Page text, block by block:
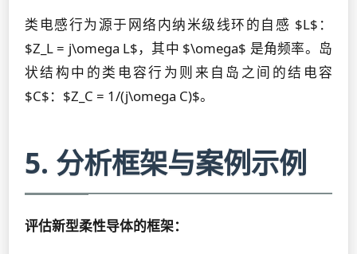
类电感行为源于网络内纳米级线环的自感 $L$：
$Z_L = j\omega L$，其中 $\omega$ 是角频率。岛
状结构中的类电容行为则来自岛之间的结电容
$C$：$Z_C = 1/(j\omega C)$。
5. 分析框架与案例示例
评估新型柔性导体的框架：